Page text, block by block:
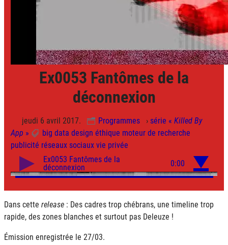
Ex0053 Fantômes de la
déconnexion
jeudi 6 avril 2017. Programmes › série « Killed By
App » big data design éthique moteur de recherche
publicité réseaux sociaux vie privée
Dans cette release : Des cadres trop chébrans, une timeline trop
rapide, des zones blanches et surtout pas Deleuze !
Émission enregistrée le 27/03.